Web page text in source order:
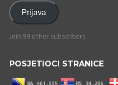
adresa
Prijava
Join 99 other subscribers
POSJETIOCI STRANICE